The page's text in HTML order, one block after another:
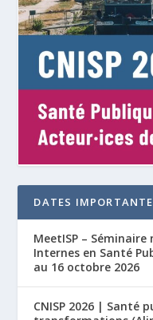
DATES
MeetISP –
Internes en Santé
au 16 octobre 2026
CNISP 2026 | Santé